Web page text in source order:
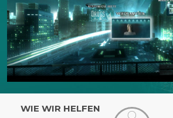
WIE WIR HELFEN